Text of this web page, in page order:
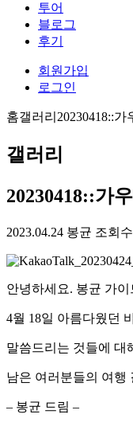
투어
블로그
후기
회원가입
로그인
홈갤러리 20230418::
갤러리
20230418::가
2023.04.24 봉균 조회
안녕하세요. 봉균 가
4월 18일 아름다웠던
말씀드리는 것들에 대
남은 여러분들의 여행
– 봉균 드림 –